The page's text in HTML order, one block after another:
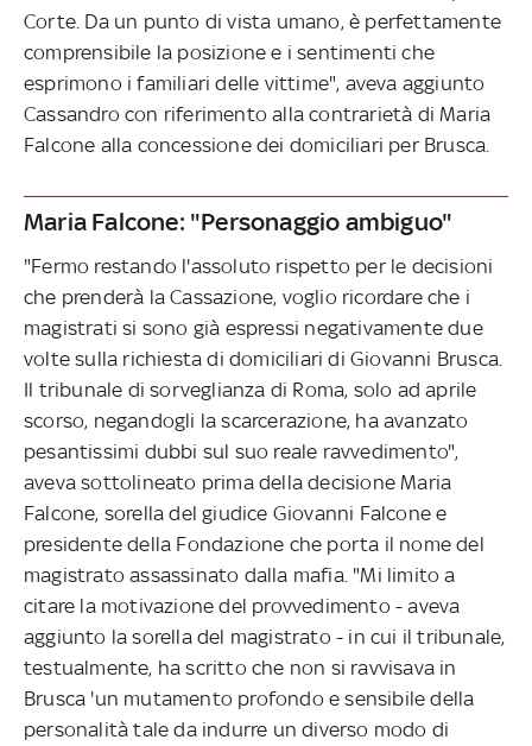
Corte. Da un punto di vista umano, è perfettamente
comprensibile la posizione e i sentimenti che
esprimono i familiari delle vittime", aveva aggiunto
Cassandro con riferimento alla contrarietà di Maria
Falcone alla concessione dei domiciliari per Brusca.
Maria Falcone: "Personaggio ambiguo"
"Fermo restando l'assoluto rispetto per le decisioni
che prenderà la Cassazione, voglio ricordare che i
magistrati si sono già espressi negativamente due
volte sulla richiesta di domiciliari di Giovanni Brusca.
Il tribunale di sorveglianza di Roma, solo ad aprile
scorso, negandogli la scarcerazione, ha avanzato
pesantissimi dubbi sul suo reale ravvedimento",
aveva sottolineato prima della decisione Maria
Falcone, sorella del giudice Giovanni Falcone e
presidente della Fondazione che porta il nome del
magistrato assassinato dalla mafia. "Mi limito a
citare la motivazione del provvedimento - aveva
aggiunto la sorella del magistrato - in cui il tribunale,
testualmente, ha scritto che non si ravvisava in
Brusca 'un mutamento profondo e sensibile della
personalità tale da indurre un diverso modo di